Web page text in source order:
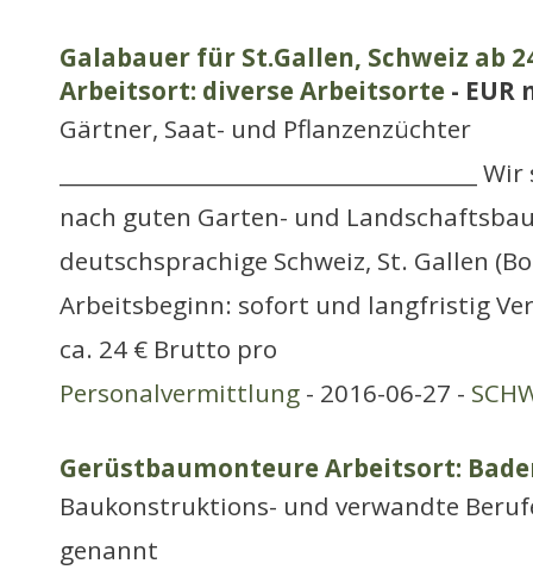
Galabauer für St.Gallen, Schweiz ab
Arbeitsort: diverse Arbeitsorte -
Gärtner, Saat- und Pflanzenzüchter
nach guten Garten- und
deutschsprachige Schweiz, St. Gallen
Arbeitsbeginn: sofort und langfristig
ca. 24 € Brutto pro
Personalvermittlung - 2016-06-27 -
Gerüstbaumonteure Arbeitsort:
Baukonstruktions- und verwandte
genannt